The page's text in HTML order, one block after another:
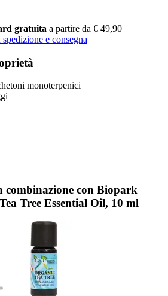
gratuita a partire da € 49,90
e consegna
monoterpenici
combinazione con Biopark
Tree Essential Oil, 10 ml